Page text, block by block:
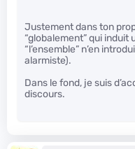
Justement dans ton
“globalement” qui induit
“l’ensemble” n’en
alarmiste).
Dans le fond, je suis
discours.